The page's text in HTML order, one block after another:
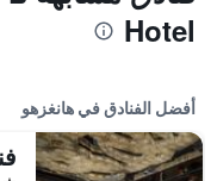
Hotel
أفضل الفنادق في هانغزهو